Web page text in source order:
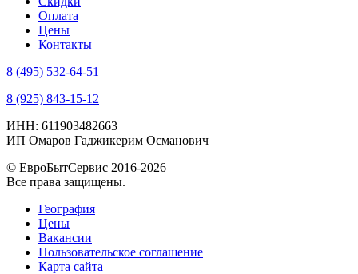
Оплата
Цены
Контакты
8 (495) 532-64-51
8 (925) 843-15-12
ИНН: 611903482663
ИП Омаров Гаджикерим Османович
© ЕвроБытСервис 2016-2026
Все права защищены.
География
Цены
Вакансии
Пользовательское соглашение
Карта сайта